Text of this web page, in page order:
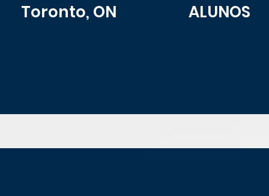
Toronto, ON
ALUNOS